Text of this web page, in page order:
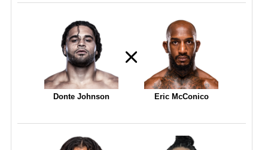
Donte Johnson Eric McConico